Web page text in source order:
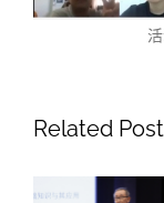
Related